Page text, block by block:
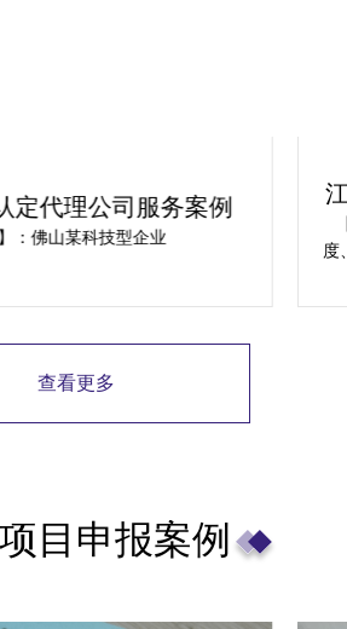
定代理公司服务案例
：佛山某科技型企业
度
查看更多
目申报案例